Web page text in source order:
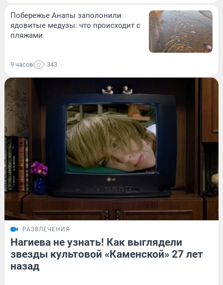
Побережье Анапы заполонили
ядовитые медузы: что происходит с
пляжами
9 часов 343
РАЗВЛЕЧЕНИЯ
Нагиева не узнать! Как выглядели
звезды культовой «Каменской» 27 лет
назад